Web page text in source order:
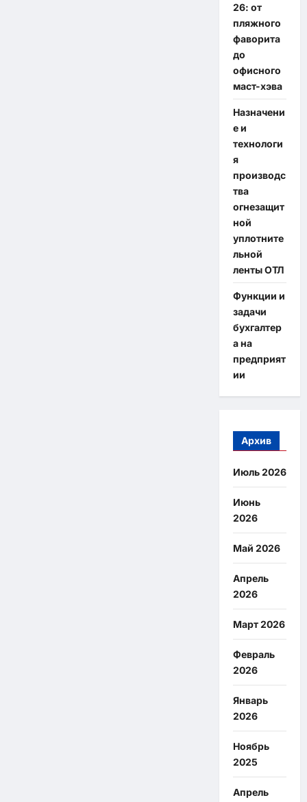
26: от
пляжного
фаворита
до
офисного
маст-хэва
Назначени
е и
технологи
я
производс
тва
огнезащит
ной
уплотните
льной
ленты ОТЛ
Функции и
задачи
бухгалтер
а на
предприят
ии
Архив
Июль 2026
Июнь
2026
Май 2026
Апрель
2026
Март 2026
Февраль
2026
Январь
2026
Ноябрь
2025
Апрель